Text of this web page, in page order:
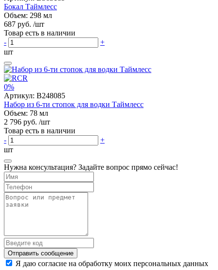
Бокал Таймлесс
Объем: 298 мл
687 руб. /шт
Товар есть в наличии
-
+
шт
0%
Артикул: B248085
Набор из 6-ти стопок для водки Таймлесс
Объем: 78 мл
2 796 руб. /шт
Товар есть в наличии
-
+
шт
Нужна консультация? Задайте вопрос прямо сейчас!
Отправить сообщение
Я даю согласие на обработку моих персональных данных